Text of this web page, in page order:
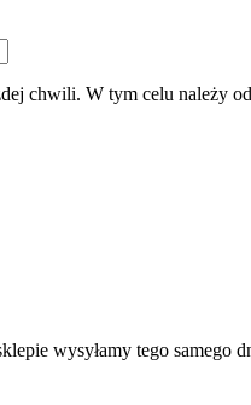
chwili. W tym celu należy
wysyłamy tego samego